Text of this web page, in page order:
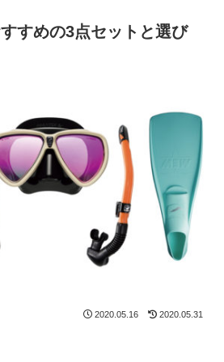
すめの3点セットと選び
2020.05.16 2020.05.31